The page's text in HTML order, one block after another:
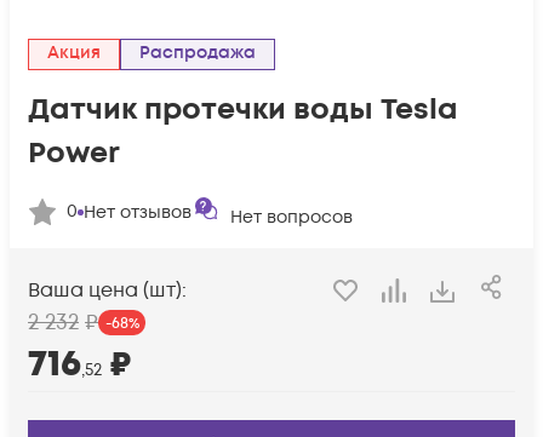
Акция Распродажа
Датчик протечки воды Tesla
Power
0 Нет отзывов Нет вопросов
Ваша цена (шт):
2 232 ₽ -68%
716,52 ₽